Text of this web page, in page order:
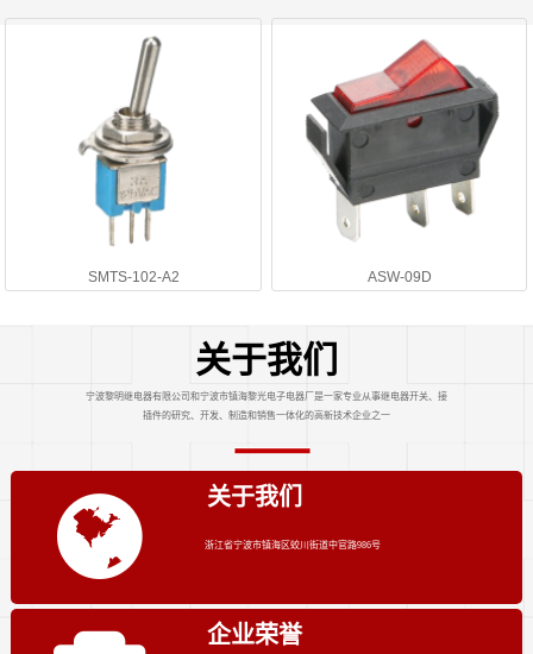
SMTS-102-A2 ASW-09D
关于我们
宁波黎明继电器有限公司和宁波市镇海黎光电子电器厂是一家专业从事继电器开关、接
插件的研究、开发、制造和销售一体化的高新技术企业之一
关于我们
浙江省宁波市镇海区蛟川街道中官路986号
企业荣誉